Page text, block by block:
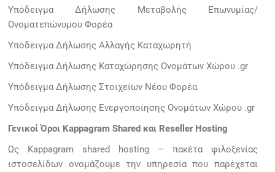
Υπόδειγμα Δήλωσης Μεταβολής Επωνυμίας/
Ονοματεπώνυμου Φορέα
Υπόδειγμα Δήλωσης Αλλαγής Καταχωρητή
Υπόδειγμα Δήλωσης Καταχώρησης Ονομάτων Χώρου .gr
Υπόδειγμα Δήλωσης Στοιχείων Νέου Φορέα
Υπόδειγμα Δήλωσης Ενεργοποίησης Ονομάτων Χώρου .gr
Γενικοί Όροι Kappagram Shared και Reseller Hosting
Ως Kappagram shared hosting – πακέτα φιλοξενίας
ιστοσελίδων ονομάζουμε την υπηρεσία που παρέχεται